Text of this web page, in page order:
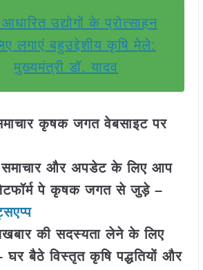
उद्योगों के प्रोत्साहन
लगाएं बहुउद्देशीय कृषि मेले:
मुख्यमंत्री डॉ. यादव
कृषक जगत वेबसाइट पर
समाचार और अपडेट के लिए आप
पे कृषक जगत से जुड़े –
की सदस्यता लेने के लिए
बैठे विस्तृत कृषि पद्धतियों और